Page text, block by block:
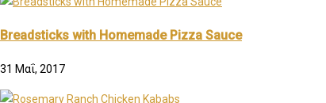
Breadsticks with Homemade Pizza Sauce
31 Μαΐ, 2017